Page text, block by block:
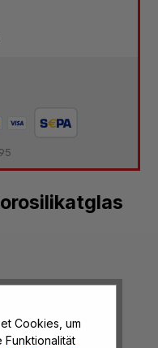
Cookies, um
Funktionalität